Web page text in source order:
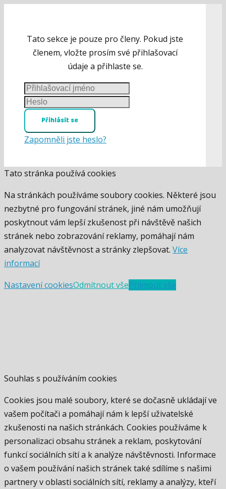
Tato sekce je pouze pro členy. Pokud jste
členem, vložte prosím své přihlašovací
údaje a přihlaste se.
Přihlásit se
Zapomněli jste heslo?
Tato stránka používá cookies
Na stránkách používáme soubory cookies. Některé jsou
nezbytné pro fungování stránek, jiné nám umožňují
poskytnout vám lepší zkušenost při návštěvě našich
stránek nebo zobrazování reklamy, pomáhají nám
analyzovat návštěvnost a stránky zlepšovat. Více
informací
Nastavení cookiesOdmítnout všePřijmout vše
Souhlas s používáním cookies
Cookies jsou malé soubory, které se dočasně ukládají ve
vašem počítači a pomáhají nám k lepší uživatelské
zkušenosti na našich stránkách. Cookies používáme k
personalizaci obsahu stránek a reklam, poskytování
funkcí sociálních sítí a k analýze návštěvnosti. Informace
o vašem používání našich stránek také sdílíme s našimi
partnery v oblasti sociálních sítí, reklamy a analýzy, kteří